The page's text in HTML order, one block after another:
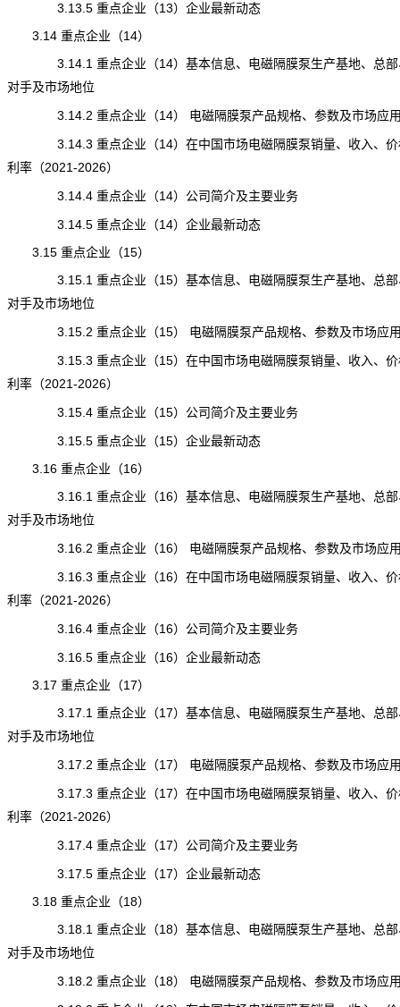
3.13.5 重点企业（13）企业最新动态
3.14 重点企业（14）
3.14.1 重点企业（14）基本信息、电磁隔膜泵生产基地、总部
对手及市场地位
3.14.2 重点企业（14） 电磁隔膜泵产品规格、参数及市场应
3.14.3 重点企业（14）在中国市场电磁隔膜泵销量、收入、价
利率（2021-2026）
3.14.4 重点企业（14）公司简介及主要业务
3.14.5 重点企业（14）企业最新动态
3.15 重点企业（15）
3.15.1 重点企业（15）基本信息、电磁隔膜泵生产基地、总部
对手及市场地位
3.15.2 重点企业（15） 电磁隔膜泵产品规格、参数及市场应
3.15.3 重点企业（15）在中国市场电磁隔膜泵销量、收入、价
利率（2021-2026）
3.15.4 重点企业（15）公司简介及主要业务
3.15.5 重点企业（15）企业最新动态
3.16 重点企业（16）
3.16.1 重点企业（16）基本信息、电磁隔膜泵生产基地、总部
对手及市场地位
3.16.2 重点企业（16） 电磁隔膜泵产品规格、参数及市场应
3.16.3 重点企业（16）在中国市场电磁隔膜泵销量、收入、
利率（2021-2026）
3.16.4 重点企业（16）公司简介及主要业务
3.16.5 重点企业（16）企业最新动态
3.17 重点企业（17）
3.17.1 重点企业（17）基本信息、电磁隔膜泵生产基地、总部
对手及市场地位
3.17.2 重点企业（17） 电磁隔膜泵产品规格、参数及市场应
3.17.3 重点企业（17）在中国市场电磁隔膜泵销量、收入、价
利率（2021-2026）
3.17.4 重点企业（17）公司简介及主要业务
3.17.5 重点企业（17）企业最新动态
3.18 重点企业（18）
3.18.1 重点企业（18）基本信息、电磁隔膜泵生产基地、总部
对手及市场地位
3.18.2 重点企业（18） 电磁隔膜泵产品规格、参数及市场应